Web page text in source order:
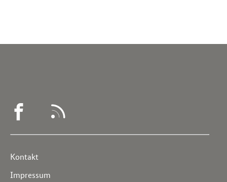
WEGWEISER
Service
Navigation
Kontakt
Impressum